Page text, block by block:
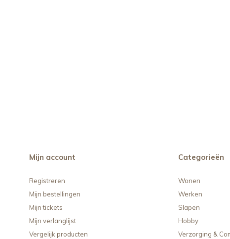
Mijn account
Registreren
Mijn bestellingen
Mijn tickets
Mijn verlanglijst
Vergelijk producten
Categorieën
Wonen
Werken
Slapen
Hobby
Verzorging &